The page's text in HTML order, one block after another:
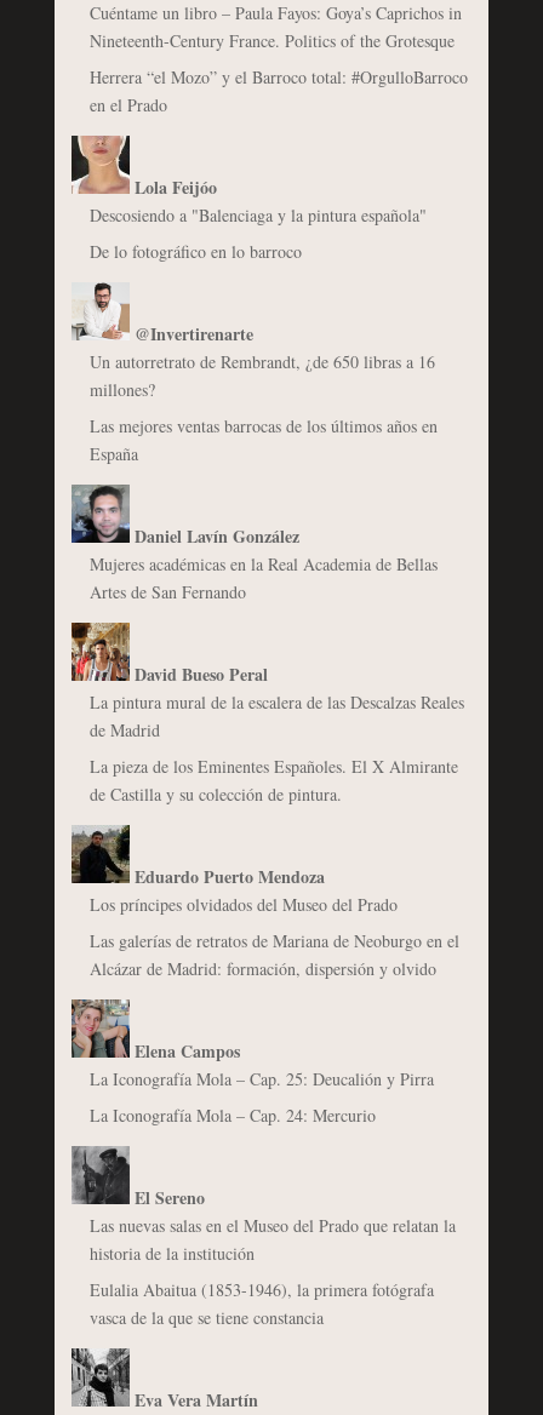
Cuéntame un libro – Paula Fayos: Goya’s Caprichos in
Nineteenth-Century France. Politics of the Grotesque
Herrera “el Mozo” y el Barroco total: #OrgulloBarroco
en el Prado
Lola Feijóo
Descosiendo a "Balenciaga y la pintura española"
De lo fotográfico en lo barroco
@Invertirenarte
Un autorretrato de Rembrandt, ¿de 650 libras a 16
millones?
Las mejores ventas barrocas de los últimos años en
España
Daniel Lavín González
Mujeres académicas en la Real Academia de Bellas
Artes de San Fernando
David Bueso Peral
La pintura mural de la escalera de las Descalzas Reales
de Madrid
La pieza de los Eminentes Españoles. El X Almirante
de Castilla y su colección de pintura.
Eduardo Puerto Mendoza
Los príncipes olvidados del Museo del Prado
Las galerías de retratos de Mariana de Neoburgo en el
Alcázar de Madrid: formación, dispersión y olvido
Elena Campos
La Iconografía Mola – Cap. 25: Deucalión y Pirra
La Iconografía Mola – Cap. 24: Mercurio
El Sereno
Las nuevas salas en el Museo del Prado que relatan la
historia de la institución
Eulalia Abaitua (1853-1946), la primera fotógrafa
vasca de la que se tiene constancia
Eva Vera Martín